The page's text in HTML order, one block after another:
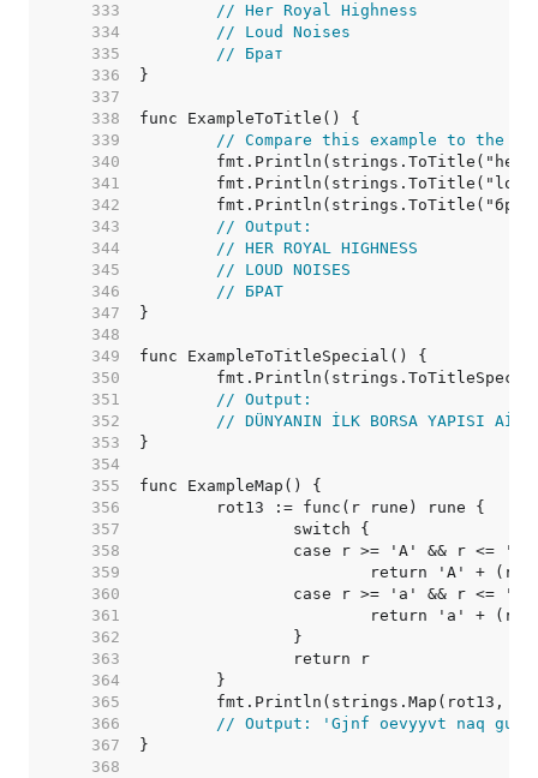
   333
// Her Royal Highness
   334
// Loud Noises
   335
// Брат
   336
   337
   338
   339
// Compare this example to the
   340
   341
   342
   343
// Output:
   344
// HER ROYAL HIGHNESS
   345
// LOUD NOISES
   346
// БРАТ
   347
   348
   349
   350
   351
// Output:
   352
// DÜNYANIN İLK BORSA YAPISI
   353
   354
   355
   356
   357
   358
   359
   360
   361
   362
   363
   364
   365
   366
// Output: 'Gjnf oevyyvt naq
   367
   368